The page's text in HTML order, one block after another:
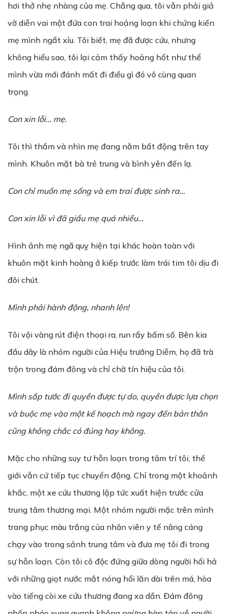
hơi thở nhẹ nhàng của mẹ. Chẳng qua, tôi vẫn phải giả
vờ diễn vai một đứa con trai hoảng loạn khi chứng kiến
mẹ mình ngẩt xỉu. Tôi biết, mẹ đã được cứu, nhưng
không hiểu sao, tôi lại cảm thấy hoảng hốt như thể
mình vừa mới đánh mất đi điều gì đó vô cùng quan
trọng.
Con xin lỗi… mẹ.
Tôi thì thầm và nhìn mẹ đang nằm bất động trên tay
mình. Khuôn mặt bà trẻ trung và bình yên đến lạ.
Con chỉ muốn mẹ sống và em trai được sinh ra…
Con xin lỗi vì đã giấu mẹ quá nhiều…
Hình ảnh mẹ ngã quỵ hiện tại khác hoàn toàn với
khuôn mặt kinh hoàng ở kiếp trước làm trái tim tôi dịu đi
đôi chút.
Mình phải hành động, nhanh lên!
Tôi vội vàng rút điện thoại ra, run rẩy bấm số. Bên kia
đầu dây là nhóm người của Hiệu trưởng Diễm, họ đã trà
trộn trong đám đông và chỉ chờ tín hiệu của tôi.
Mình sắp tước đi quyền được tự do, quyền được lựa chọn
và buộc mẹ vào một kế hoạch mà ngay đến bản thân
cũng không chắc có đúng hay không.
Mặc cho những suy tư hỗn loạn trong tâm trí tôi, thế
giới vẫn cứ tiếp tục chuyển động. Chỉ trong một khoảnh
khắc, một xe cứu thương lập tức xuất hiện trước cửa
trung tâm thương mại. Một nhóm người mặc trên mình
trang phục màu trắng của nhân viên y tế nâng cáng
chạy vào trong sảnh trung tâm và đưa mẹ tôi đi trong
sự hỗn loạn. Còn tôi cô độc đứng giữa dòng người hối hả
với những giọt nước mắt nóng hổi lăn dài trên má, hòa
vào tiếng còi xe cứu thương đang xa dần. Đám đông